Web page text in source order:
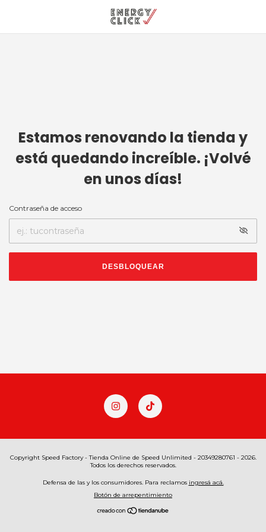
Estamos renovando la tienda y
está quedando increíble. ¡Volvé
en unos días!
Contraseña de acceso
DESBLOQUEAR
Copyright Speed Factory - Tienda Online de Speed Unlimited - 20349280761 - 2026.
Todos los derechos reservados.
Defensa de las y los consumidores. Para reclamos ingresá acá.
Botón de arrepentimiento